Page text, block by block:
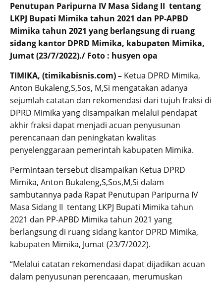
Penutupan Paripurna IV Masa Sidang II tentang
LKPJ Bupati Mimika tahun 2021 dan PP-APBD
Mimika tahun 2021 yang berlangsung di ruang
sidang kantor DPRD Mimika, kabupaten Mimika,
Jumat (23/7/2022)./ Foto : husyen opa
TIMIKA, (timikabisnis.com) – Ketua DPRD Mimika,
Anton Bukaleng,S,Sos, M,Si mengatakan adanya
sejumlah catatan dan rekomendasi dari tujuh fraksi di
DPRD Mimika yang disampaikan melalui pendapat
akhir fraksi dapat menjadi acuan penyusunan
perencanaan dan peningkatan kwalitas
penyelenggaraan pemerintah kabupaten Mimika.
Permintaan tersebut disampaikan Ketua DPRD
Mimika, Anton Bukaleng,S,Sos,M,Si dalam
sambutannya pada Rapat Penutupan Paripurna IV
Masa Sidang II tentang LKPJ Bupati Mimika tahun
2021 dan PP-APBD Mimika tahun 2021 yang
berlangsung di ruang sidang kantor DPRD Mimika,
kabupaten Mimika, Jumat (23/7/2022).
“Melalui catatan rekomendasi dapat dijadikan acuan
dalam penyusunan perencaaan, merumuskan